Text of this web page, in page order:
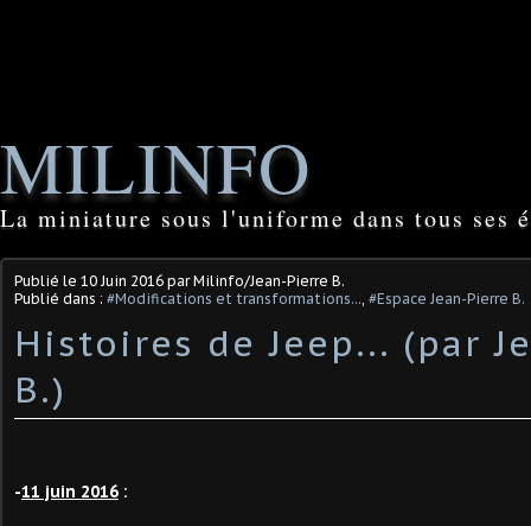
MILINFO
La miniature sous l'uniforme dans tous ses
Publié le 10 Juin 2016 par Milinfo/Jean-Pierre B.
Publié dans : #Modifications et transformations..., #Espace Jean-Pierre B.
Histoires de Jeep... (par
B.)
-11 juin 2016 :